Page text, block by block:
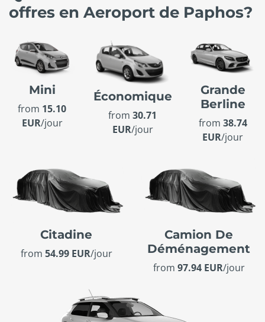
offres en Aeroport de Paphos?
Mini
from 15.10
EUR/jour
Économique
from 30.71
EUR/jour
Grande
Berline
from 38.74
EUR/jour
Citadine
from 54.99 EUR/jour
Camion De
Déménagement
from 97.94 EUR/jour